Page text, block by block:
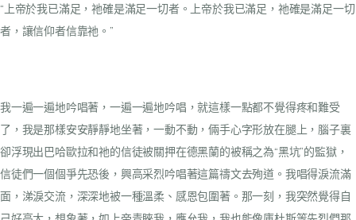
“上帝於我已滿足，祂確是滿足一切者。上帝於我已滿足，祂確是滿足一切
者，讓信仰者信靠祂。”
我一遍一遍地吟唱著，一遍一遍地吟唱，就這樣一點都不覺得疼和難受
了，我是那樣安安靜靜地坐著，一動不動，倆手心字形放在腿上，腦子裏
卻浮現出巴哈歐拉和祂的信徒被關押在德黑蘭的被稱之為“黑坑”的監獄，
信徒們一個個爭先恐後，興高采烈吟唱著這篇禱文去殉道。我唱得淚流滿
面，涕淚交流，深深地被一種溫柔、感恩包圍著。那一刻，我突然覺得自